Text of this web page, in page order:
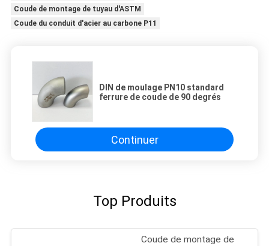
Coude de montage de tuyau d'ASTM
Coude du conduit d'acier au carbone P11
DIN de moulage PN10 standard
ferrure de coude de 90 degrés
Continuer
Top Produits
Coude de montage de